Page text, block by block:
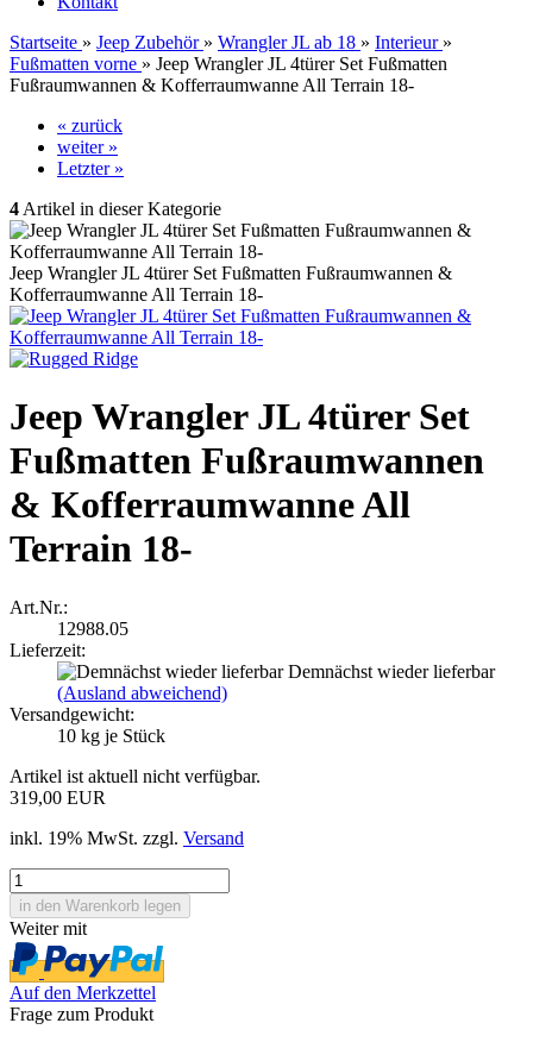
Startseite » Jeep Zubehör » Wrangler JL ab 18 » Interieur »
Fußmatten vorne » Jeep Wrangler JL 4türer Set Fußmatten
Fußraumwannen & Kofferraumwanne All Terrain 18-
« zurück
weiter »
Letzter »
4 Artikel in dieser Kategorie
Jeep Wrangler JL 4türer Set Fußmatten Fußraumwannen &
Kofferraumwanne All Terrain 18-
Jeep Wrangler JL 4türer Set
Fußmatten Fußraumwannen
& Kofferraumwanne All
Terrain 18-
Art.Nr.:
12988.05
Lieferzeit:
Demnächst wieder lieferbar
(Ausland abweichend)
Versandgewicht:
10 kg je Stück
Artikel ist aktuell nicht verfügbar.
319,00 EUR
inkl. 19% MwSt. zzgl. Versand
Weiter mit
Auf den Merkzettel
Frage zum Produkt